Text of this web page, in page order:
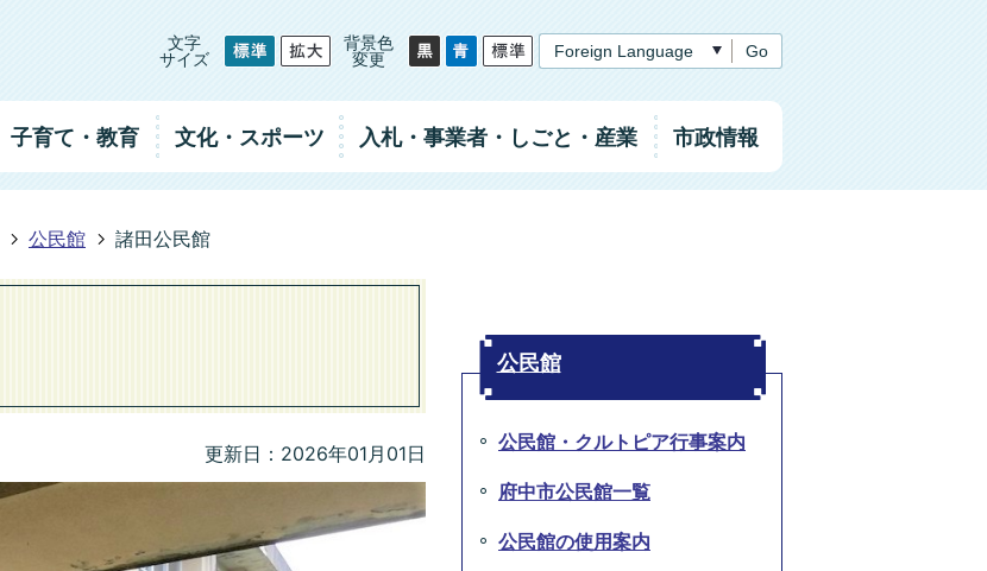
文字
サイズ
背景色
変更
Go
子育て・教育 文化・スポーツ 入札・事業者 ・しごと ・産業 市政情報
公民館 諸田公民館
更新日：2026年01月01日
公民館
公民館・クルトピア行事案内
府中市公民館一覧
公民館の使用案内